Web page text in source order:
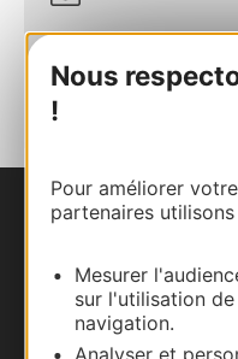
Nous
!
Pour améliorer
partenaires
Mesurer
sur l'utilisation
navigation.
Analyser et
AU CARNET
Nous contacter
Carte
Documentation